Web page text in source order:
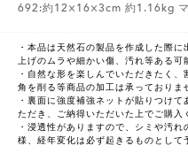
692:約12×16×3cm 約1.16kg マ
・本品は天然石の製品を作成した際
上げのムラや細かい傷、汚れ等ある可
・自然な形を楽しんでいただきたく
角を削る等商品の加工は承っておりま
・裏面に強度補強ネットが貼りつけ
ただき、ご納得いただいた上でご購入
・浸透性がありますので、シミや汚
様、経年変化は必ず起きるものとして